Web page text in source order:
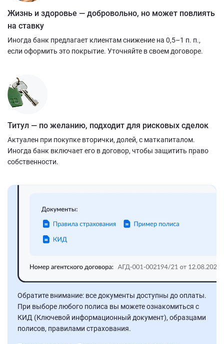
Жизнь и здоровье — добровольно, но может повлиять
на ставку
Иногда банк предлагает клиентам снижение на 0,5–1 п. п.,
если оформить это покрытие. Уточняйте в своем договоре.
Титул — по желанию, подходит для рисковых сделок
Актуален при покупке вторички, долей, с маткапиталом.
Иногда банк включает его в договор, чтобы защитить право
собственности.
Обратите внимание: все документы доступны до оплаты.
При выборе любого полиса вы можете ознакомиться с
КИД (Ключевой информационный документ), образцами
полисов, правилами страхования.